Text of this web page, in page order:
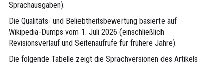
Sprachausgaben).
Die Qualitäts- und Beliebtheitsbewertung basierte auf
Wikipedia-Dumps vom 1. Juli 2026 (einschließlich
Revisionsverlauf und Seitenaufrufe für frühere Jahre).
Die folgende Tabelle zeigt die Sprachversionen des Artikels